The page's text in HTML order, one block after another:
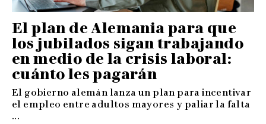
El plan de Alemania para que
los jubilados sigan trabajando
en medio de la crisis laboral:
cuánto les pagarán
El gobierno alemán lanza un plan para incentivar
el empleo entre adultos mayores y paliar la falta
...